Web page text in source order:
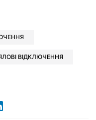
Xу Viber
у Whatsapp
у Messenger
у LinkedIn
ВІДКЛЮЧЕННЯ
у X у Google news
у Viber
Читайте у LinkedIn